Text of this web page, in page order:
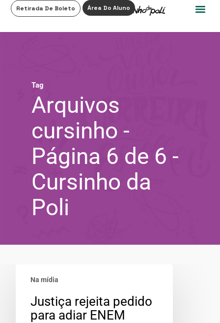
Retirada De Boleto Área Do Aluno
Tag
Arquivos
cursinho -
Página 6 de 6 -
Cursinho da
Poli
Na mídia
Justiça rejeita pedido
para adiar ENEM